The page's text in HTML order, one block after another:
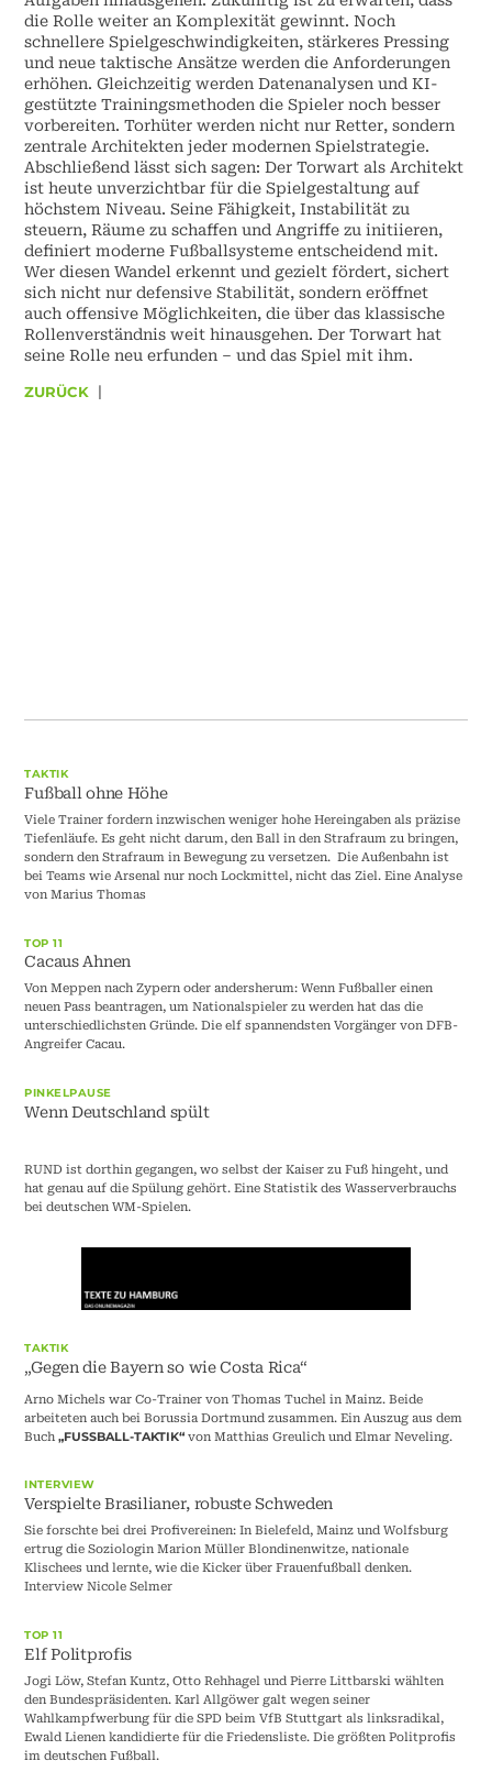
die Rolle weiter an Komplexität gewinnt. Noch
schnellere Spielgeschwindigkeiten, stärkeres Pressing
und neue taktische Ansätze werden die Anforderungen
erhöhen. Gleichzeitig werden Datenanalysen und KI-
gestützte Trainingsmethoden die Spieler noch besser
vorbereiten. Torhüter werden nicht nur Retter, sondern
zentrale Architekten jeder modernen Spielstrategie.
Abschließend lässt sich sagen: Der Torwart als Architekt
ist heute unverzichtbar für die Spielgestaltung auf
höchstem Niveau. Seine Fähigkeit, Instabilität zu
steuern, Räume zu schaffen und Angriffe zu initiieren,
definiert moderne Fußballsysteme entscheidend mit.
Wer diesen Wandel erkennt und gezielt fördert, sichert
sich nicht nur defensive Stabilität, sondern eröffnet
auch offensive Möglichkeiten, die über das klassische
Rollenverständnis weit hinausgehen. Der Torwart hat
seine Rolle neu erfunden – und das Spiel mit ihm.
ZURÜCK |
TAKTIK
Fußball ohne Höhe
Viele Trainer fordern inzwischen weniger hohe Hereingaben als präzise
Tiefenläufe. Es geht nicht darum, den Ball in den Strafraum zu bringen,
sondern den Strafraum in Bewegung zu versetzen. Die Außenbahn ist
bei Teams wie Arsenal nur noch Lockmittel, nicht das Ziel. Eine Analyse
von Marius Thomas
TOP 11
Cacaus Ahnen
Von Meppen nach Zypern oder andersherum: Wenn Fußballer einen
neuen Pass beantragen, um Nationalspieler zu werden hat das die
unterschiedlichsten Gründe. Die elf spannendsten Vorgänger von DFB-
Angreifer Cacau.
PINKELPAUSE
Wenn Deutschland spült
RUND ist dorthin gegangen, wo selbst der Kaiser zu Fuß hingeht, und
hat genau auf die Spülung gehört. Eine Statistik des Wasserverbrauchs
bei deutschen WM-Spielen.
TAKTIK
„Gegen die Bayern so wie Costa Rica“
Arno Michels war Co-Trainer von Thomas Tuchel in Mainz. Beide
arbeiteten auch bei Borussia Dortmund zusammen. Ein Auszug aus dem
Buch„FUSSBALL-TAKTIK“ von Matthias Greulich und Elmar Neveling.
INTERVIEW
Verspielte Brasilianer, robuste Schweden
Sie forschte bei drei Profivereinen: In Bielefeld, Mainz und Wolfsburg
ertrug die Soziologin Marion Müller Blondinenwitze, nationale
Klischees und lernte, wie die Kicker über Frauenfußball denken.
Interview Nicole Selmer
TOP 11
Elf Politprofis
Jogi Löw, Stefan Kuntz, Otto Rehhagel und Pierre Littbarski wählten
den Bundespräsidenten. Karl Allgöwer galt wegen seiner
Wahlkampfwerbung für die SPD beim VfB Stuttgart als linksradikal,
Ewald Lienen kandidierte für die Friedensliste. Die größten Politprofis
im deutschen Fußball.